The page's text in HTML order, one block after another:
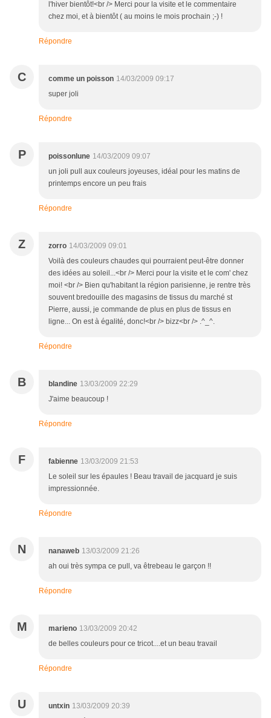
l'hiver bientôt!<br /> Merci pour la visite et le commentaire
chez moi, et à bientôt ( au moins le mois prochain ;-) !
Répondre
C comme un poisson 14/03/2009 09:17
super joli
Répondre
P poissonlune 14/03/2009 09:07
un joli pull aux couleurs joyeuses, idéal pour les matins de
printemps encore un peu frais
Répondre
Z zorro 14/03/2009 09:01
Voilà des couleurs chaudes qui pourraient peut-être donner
des idées au soleil...<br /> Merci pour la visite et le com' chez
moi! <br /> Bien qu'habitant la région parisienne, je rentre très
souvent bredouille des magasins de tissus du marché st
Pierre, aussi, je commande de plus en plus de tissus en
ligne... On est à égalité, donc!<br /> bizz<br /> .^_^.
Répondre
B blandine 13/03/2009 22:29
J'aime beaucoup !
Répondre
F fabienne 13/03/2009 21:53
Le soleil sur les épaules ! Beau travail de jacquard je suis
impressionnée.
Répondre
N nanaweb 13/03/2009 21:26
ah oui très sympa ce pull, va êtrebeau le garçon !!
Répondre
M marieno 13/03/2009 20:42
de belles couleurs pour ce tricot....et un beau travail
Répondre
U untxin 13/03/2009 20:39